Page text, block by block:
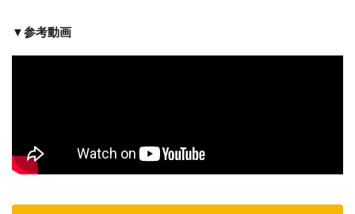
▼参考動画